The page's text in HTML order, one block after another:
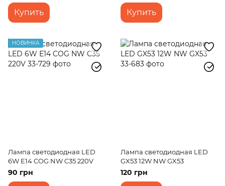
Купить Купить
НОВИНКА
Лампа светодиодная LED
6W Е14 COG NW C35 220V
90 грн
Лампа светодиодная LED
GX53 12W NW GX53
120 грн